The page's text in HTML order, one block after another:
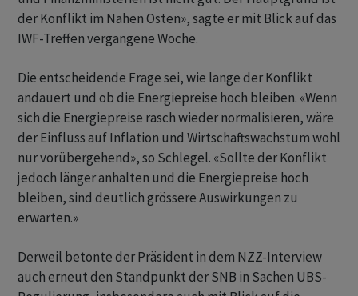
der Konflikt im Nahen Osten», sagte er mit Blick auf das
IWF-Treffen vergangene Woche.
Die entscheidende Frage sei, wie lange der Konflikt
andauert und ob die Energiepreise hoch bleiben. «Wenn
sich die Energiepreise rasch wieder normalisieren, wäre
der Einfluss auf Inflation und Wirtschaftswachstum wohl
nur vorübergehend», so Schlegel. «Sollte der Konflikt
jedoch länger anhalten und die Energiepreise hoch
bleiben, sind deutlich grössere Auswirkungen zu
erwarten.»
Derweil betonte der Präsident in dem NZZ-Interview
auch erneut den Standpunkt der SNB in Sachen UBS-